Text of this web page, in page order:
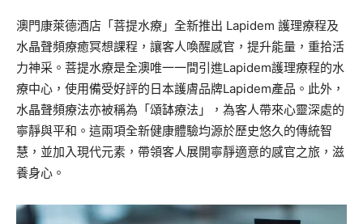
澳門康萊德酒店「菩提水療」全新推出 Lapidem 護理療程及
水晶聲頻療癒冥想課程，讓客人喚醒感官，提升能量，重拾活
力神采。菩提水療是全澳唯一一間引進Lapidem護理療程的水
療中心，使用備受好評的日本護膚品牌Lapidem產品。此外，
水晶聲頻療法亦被稱為「頌缽療法」，為客人帶來心靈深處的
寧靜與平和。這兩項全新健康體驗均源於歷史悠久的傳統智
慧，並加入現代元素，帶領客人展開寧靜適意的感官之旅，滋
養身心。